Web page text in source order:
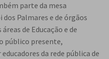
parte da mesa
dos Palmares e de órgãos
de Educação e de
público presente,
da rede pública de